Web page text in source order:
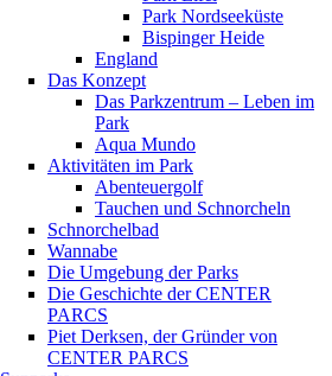
Park Nordseeküste
Bispinger Heide
England
Das Konzept
Das Parkzentrum – Leben im
Park
Aqua Mundo
Aktivitäten im Park
Abenteuergolf
Tauchen und Schnorcheln
Schnorchelbad
Wannabe
Die Umgebung der Parks
Die Geschichte der CENTER
PARCS
Piet Derksen, der Gründer von
CENTER PARCS